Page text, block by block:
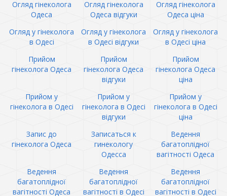
Огляд гінеколога
Одеса
Огляд гінеколога
Одеса відгуки
Огляд гінеколога
Одеса ціна
Огляд у гінеколога
в Одесі
Огляд у гінеколога
в Одесі відгуки
Огляд у гінеколога
в Одесі ціна
Прийом
гінеколога Одеса
Прийом
гінеколога Одеса
відгуки
Прийом
гінеколога Одеса
ціна
Прийом у
гінеколога в Одесі
Прийом у
гінеколога в Одесі
відгуки
Прийом у
гінеколога в Одесі
ціна
Запис до
гінеколога Одеса
Записаться к
гинекологу
Одесса
Ведення
багатоплідної
вагітності Одеса
Ведення
багатоплідної
вагітності Одеса
Ведення
багатоплідної
вагітності в Одесі
Ведення
багатоплідної
вагітності в Одесі